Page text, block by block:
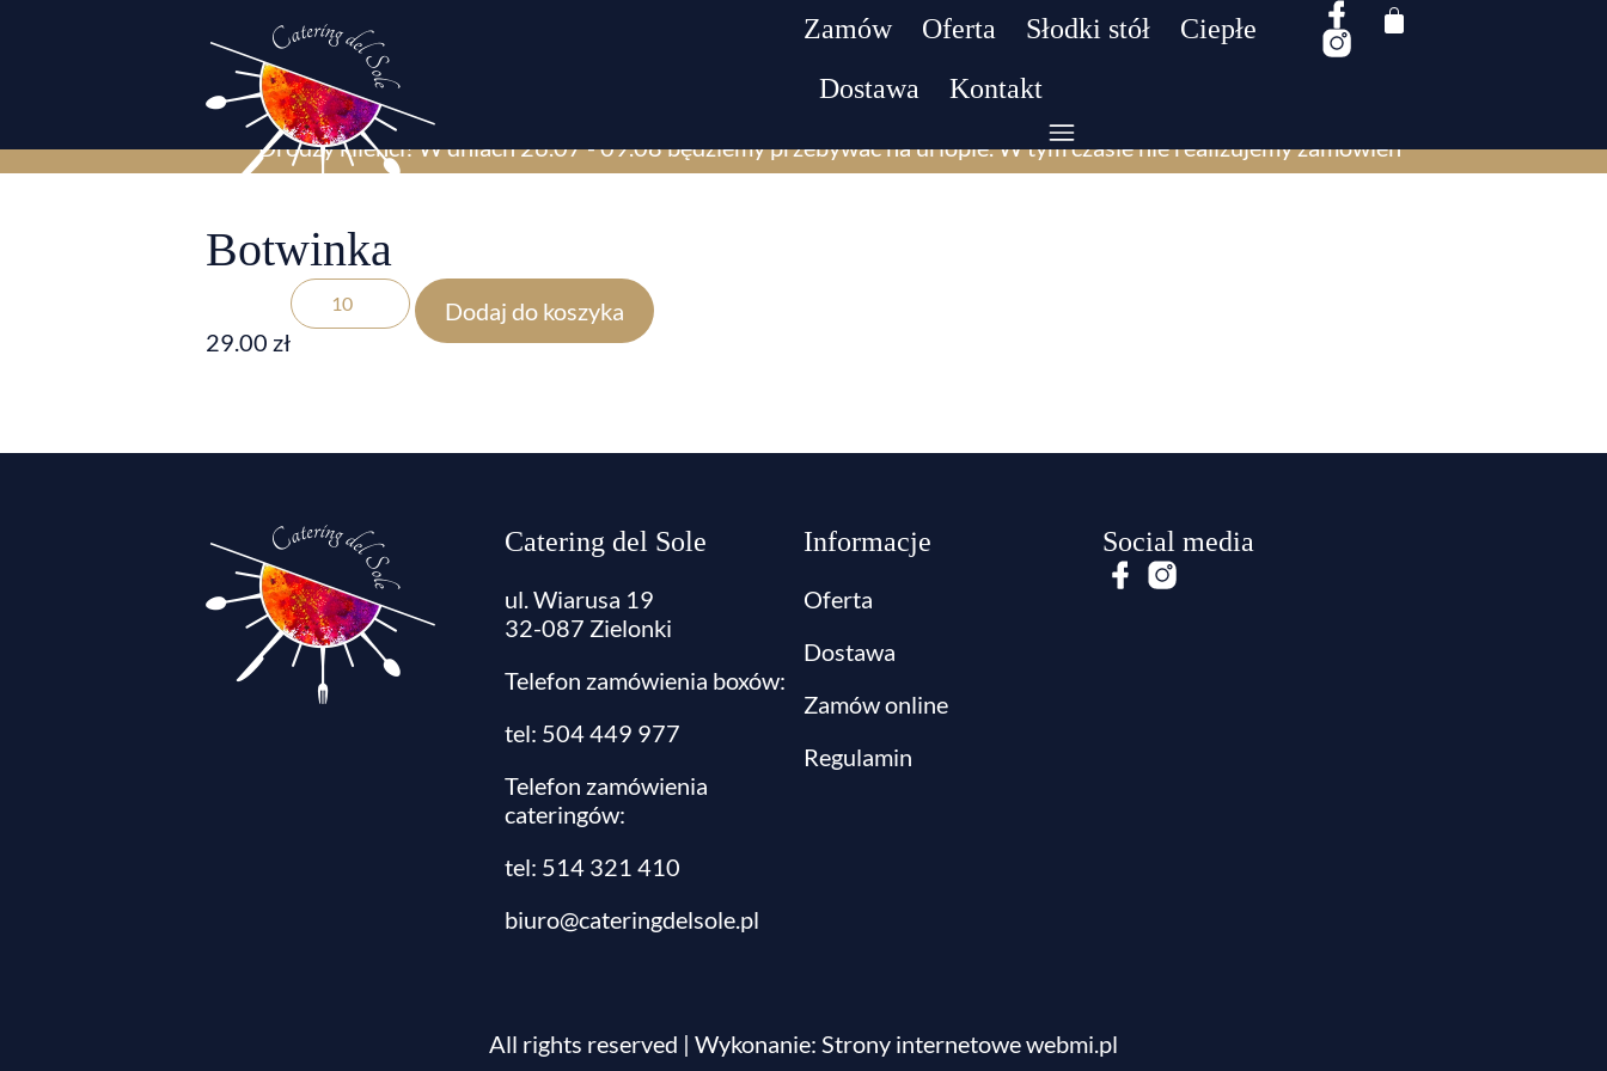
Zamów Oferta Słodki stół
Ciepłe
Dostawa
Kontakt
Drodzy klienci! W dniach 26.07 - 09.08 będziemy przebywać na urlopie. W tym czasie nie realizujemy zamówień​
Botwinka
29.00 zł
Dodaj do koszyka
Catering del Sole
ul. Wiarusa 19
32-087 Zielonki
Telefon zamówienia boxów:
tel: 504 449 977
Telefon zamówienia
cateringów:
tel: 514 321 410
biuro@cateringdelsole.pl
Informacje
Oferta
Dostawa
Zamów online
Regulamin
Social media
All rights reserved | Wykonanie: Strony internetowe webmi.pl